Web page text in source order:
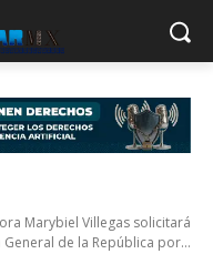
Marybiel Villegas solicitará
de la República por...